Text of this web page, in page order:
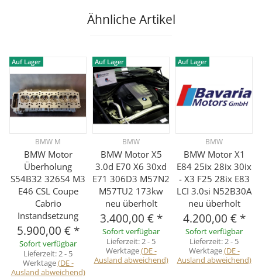
Ähnliche Artikel
Auf Lager
BMW M
BMW Motor
Überholung
S54B32 326S4 M3
E46 CSL Coupe
Cabrio
Instandsetzung
5.900,00 € *
Sofort verfügbar
Lieferzeit:2 - 5
Werktage(DE -
Ausland abweichend)
Auf Lager
BMW
BMW Motor X5
3.0d E70 X6 30xd
E71 306D3 M57N2
M57TU2 173kw
neu überholt
3.400,00 € *
Sofort verfügbar
Lieferzeit:2 - 5
Werktage(DE -
Ausland abweichend)
Auf Lager
BMW
BMW Motor X1
E84 25ix 28ix 30ix
- X3 F25 28ix E83
LCI 3.0si N52B30A
neu überholt
4.200,00 € *
Sofort verfügbar
Lieferzeit:2 - 5
Werktage(DE -
Ausland abweichend)